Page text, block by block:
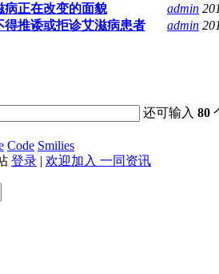
病正在改变的面貌
admin
得推诿或拒诊艾滋病患者
admin
还可输入80
Code Smilies
登录 | 欢迎加入 一同资讯